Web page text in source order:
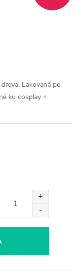
Lakovaná po
ku cosplay +